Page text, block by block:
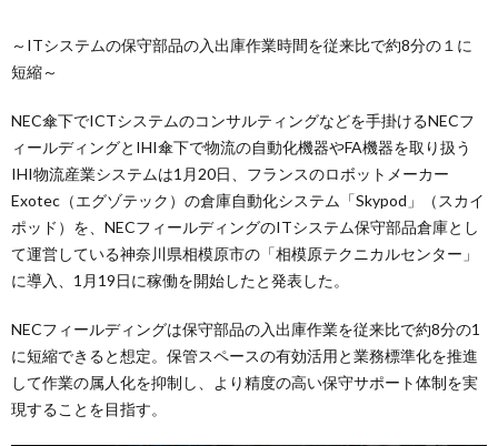
～ITシステムの保守部品の入出庫作業時間を従来比で約8分の１に
短縮～
NEC傘下でICTシステムのコンサルティングなどを手掛けるNECフ
ィールディングとIHI傘下で物流の自動化機器やFA機器を取り扱う
IHI物流産業システムは1月20日、フランスのロボットメーカー
Exotec（エグゾテック）の倉庫自動化システム「Skypod」（スカイ
ポッド）を、NECフィールディングのITシステム保守部品倉庫とし
て運営している神奈川県相模原市の「相模原テクニカルセンター」
に導入、1月19日に稼働を開始したと発表した。
NECフィールディングは保守部品の入出庫作業を従来比で約8分の1
に短縮できると想定。保管スペースの有効活用と業務標準化を推進
して作業の属人化を抑制し、より精度の高い保守サポート体制を実
現することを目指す。